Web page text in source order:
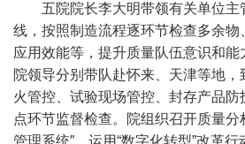
五院院长李大明带领有关单位
线，按照制造流程逐环节检查多余
应用效能等，提升质量队伍意识和
院领导分别带队赴怀来、天津等地
火管控、试验现场管控、封存产品
点环节监督检查。院组织召开质量分
管理系统”，运用“数字化转型”改革